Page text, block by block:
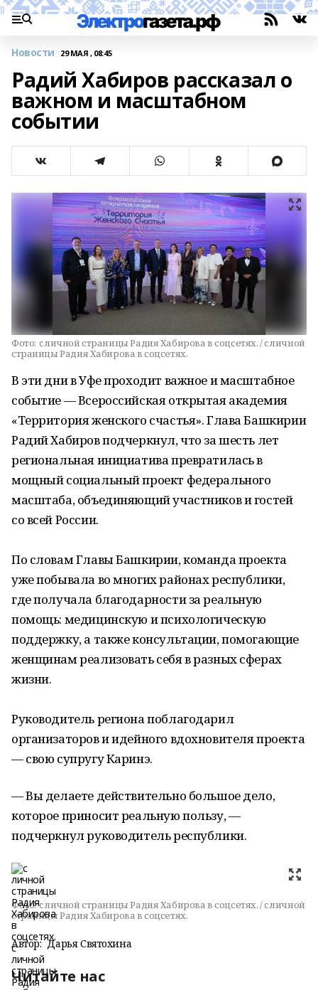
Новости 29 МАЯ , 08:45
Радий Хабиров рассказал о
важном и масштабном
событии
Фото: c личной страницы Радия Хабирова в соцсетях. / c личной
страницы Радия Хабирова в соцсетях.
В эти дни в Уфе проходит важное и масштабное
событие — Всероссийская открытая академия
«Территория женского счастья». Глава Башкирии
Радий Хабиров подчеркнул, что за шесть лет
региональная инициатива превратилась в
мощный социальный проект федерального
масштаба, объединяющий участников и гостей
со всей России.
По словам Главы Башкирии, команда проекта
уже побывала во многих районах республики,
где получала благодарности за реальную
помощь: медицинскую и психологическую
поддержку, а также консультации, помогающие
женщинам реализовать себя в разных сферах
жизни.
Руководитель региона поблагодарил
организаторов и идейного вдохновителя проекта
— свою супругу Каринэ.
— Вы делаете действительно большое дело,
которое приносит реальную пользу, —
подчеркнул руководитель республики.
Фото: c личной страницы Радия Хабирова в соцсетях. / c личной
страницы Радия Хабирова в соцсетях.
Автор: Дарья Святохина
Читайте нас